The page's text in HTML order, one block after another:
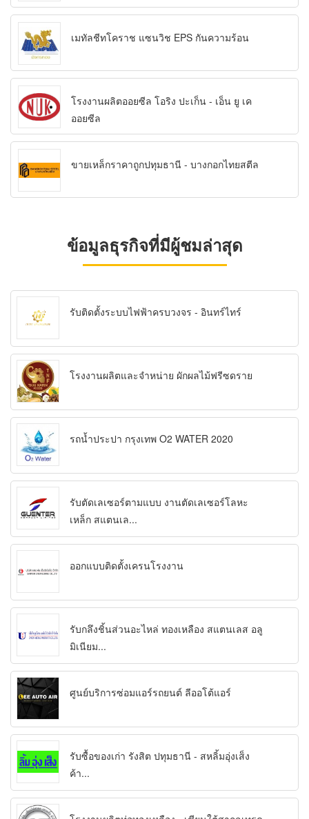
เมทัลชีทโคราช แซนวิช EPS กันความร้อน
โรงงานผลิตออยซีล โอริง ปะเก็น - เอ็น ยู เค
ออยซีล
ขายเหล็กราคาถูกปทุมธานี - บางกอกไทยสตีล
ข้อมูลธุรกิจที่มีผู้ชมล่าสุด
รับติดตั้งระบบไฟฟ้าครบวงจร - อินทร์ไทร์
โรงงานผลิตและจำหน่าย ผักผลไม้ฟรีซดราย
รถน้ำประปา กรุงเทพ O2 WATER 2020
รับตัดเลเซอร์ตามแบบ งานตัดเลเซอร์โลหะ
เหล็ก สแตนเล...
ออกแบบติดตั้งเครนโรงงาน
รับกลึงชิ้นส่วนอะไหล่ ทองเหลือง สแตนเลส อลู
มิเนียม...
ศูนย์บริการซ่อมแอร์รถยนต์ ลีออโต้แอร์
รับซื้อของเก่า รังสิต ปทุมธานี - สหลิ้มอุ่งเส็ง
ค้า...